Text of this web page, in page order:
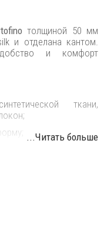
толщиной 50 мм
и отделана кантом.
и комфорт
ткани,
...Читать больше